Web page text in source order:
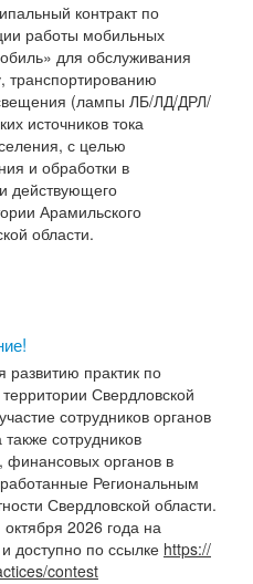
контракт по
работы мобильных
для обслуживания
транспортированию
(лампы ЛБ/ЛД/ДРЛ/
источников тока
с целью
и обработки в
действующего
Арамильского
области.
развитию практик по
Свердловской
сотрудников органов
сотрудников
органов в
Региональным
Свердловской области.
2026 года на
по ссылке https://
contest